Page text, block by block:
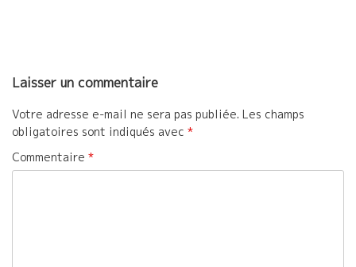
Laisser un commentaire
Votre adresse e-mail ne sera pas publiée. Les champs
obligatoires sont indiqués avec *
Commentaire *